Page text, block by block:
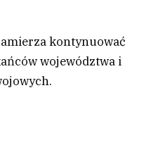
kontynuować
województwa i